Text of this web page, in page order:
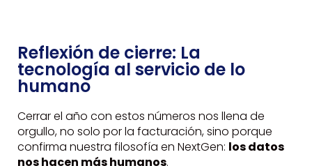
Reflexión de cierre: La
tecnología al servicio de lo
humano
Cerrar el año con estos números nos llena de
orgullo, no solo por la facturación, sino porque
confirma nuestra filosofía en NextGen: los datos
nos hacen más humanos.